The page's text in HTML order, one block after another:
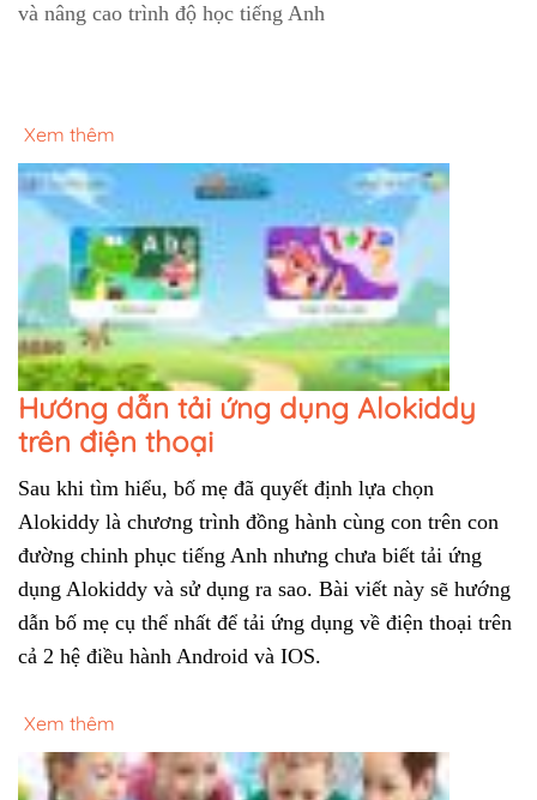
và nâng cao trình độ học tiếng Anh
Xem thêm
Hướng dẫn tải ứng dụng Alokiddy
trên điện thoại
Sau khi tìm hiểu, bố mẹ đã quyết định lựa chọn
Alokiddy là chương trình đồng hành cùng con trên con
đường chinh phục tiếng Anh nhưng chưa biết tải ứng
dụng Alokiddy và sử dụng ra sao. Bài viết này sẽ hướng
dẫn bố mẹ cụ thể nhất để tải ứng dụng về điện thoại trên
cả 2 hệ điều hành Android và IOS.
Xem thêm